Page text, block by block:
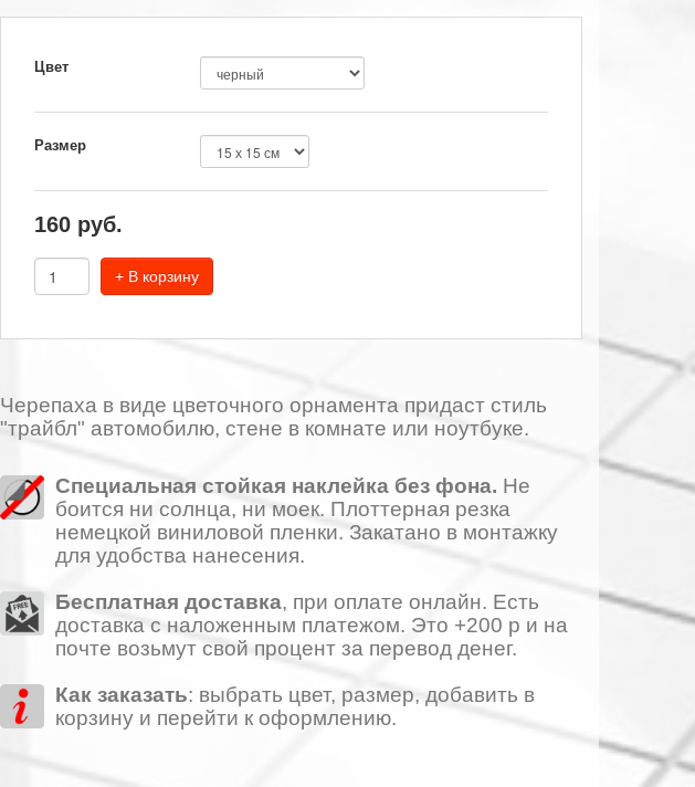
Цвет
Размер
160руб.
+ В корзину
Черепаха в виде цветочного орнамента придаст стиль
"трайбл" автомобилю, стене в комнате или ноутбуке.
Специальная стойкая наклейка без фона. Не
боится ни солнца, ни моек. Плоттерная резка
немецкой виниловой пленки. Закатано в монтажку
для удобства нанесения.
Бесплатная доставка, при оплате онлайн. Есть
доставка с наложенным платежом. Это +200 р и на
почте возьмут свой процент за перевод денег.
Как заказать: выбрать цвет, размер, добавить в
корзину и перейти к оформлению.